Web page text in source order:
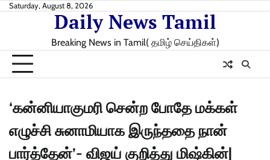
SkipSaturday, August 8, 2026
Daily News Tamil
Breaking News in Tamil( தமிழ் செய்திகள்)
‘கன்னியாகுமரி சென்ற போதே மக்கள்
எழுச்சி சுனாமியாக இருந்ததை நான்
பார்த்தேன்’- விஜய் குறித்து மிஷ்கின்|